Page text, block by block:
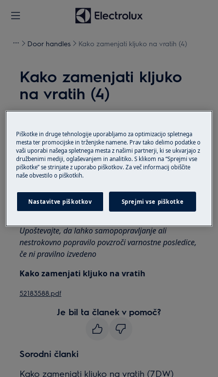
Door handles Kako zamenjati kljuko na vratih (4)
Kako zamenjati kljuko
na vratih (4)
Pred kakršnimi koli vzdrževalnimi deli izključite
aparat in izvlecite omrežni vtič iz vtičnice.
Vedno bodite previdni pri premikanju aparatov, pri
težkih napravah ga morata premikati dve osebi.
Vedno uporabljajte zaščitne rokavice in zaprto
obutev.
Upoštevajte, da lahko samopopravljanje ali
nestrokovno popravilo povzroči varnostne posledice,
če ni pravilno izvedeno
Kako zamenjati kljuko na vratih
52183588.pdf
Je bil ta članek v pomoč?
Sorodni članki
Kako zamenjati kljuko na vratih (7DW)
Piškotke in druge tehnologije uporabljamo za optimizacijo spletnega
mesta ter promocijske in trženjske namene. Prav tako delimo podatke o
vaši uporabi našega spletnega mesta z našimi partnerji, ki se ukvarjajo z
družbenimi mediji, oglaševanjem in analitiko. S klikom na “Sprejmi vse
piškotke” se strinjate z uporabo piškotkov. Za več informacij obiščite
naše obvestilo o piškotkih.
Nastavitve piškotkov Sprejmi vse piškotke